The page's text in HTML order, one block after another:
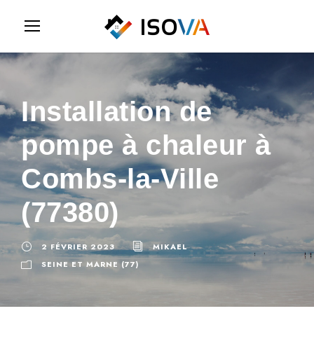
Installation de
pompe à chaleur à
Combs-la-Ville
(77380)
2 FÉVRIER 2023
MIKAEL
SEINE ET MARNE (77)